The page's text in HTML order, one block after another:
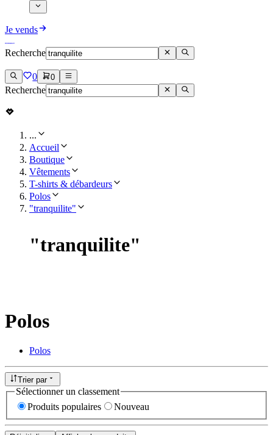
Je vends
Recherche
0 0
Recherche
...
Accueil
Boutique
Vêtements
T-shirts & débardeurs
Polos
"tranquilite"
"tranquilite"
Polos
Polos
Trier par
Sélectionner un classement
Produits populaires
Nouveau